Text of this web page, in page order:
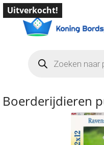
zoeken
Uitverkocht!
Boerderijdieren